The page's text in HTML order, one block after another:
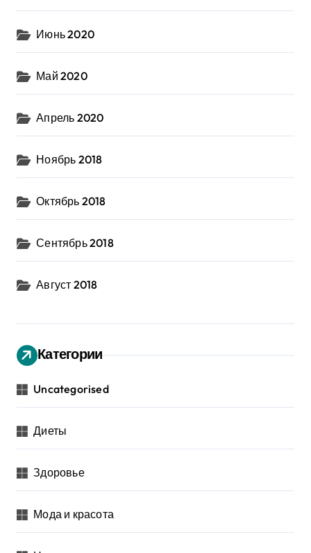
Июнь 2020
Май 2020
Апрель 2020
Ноябрь 2018
Октябрь 2018
Сентябрь 2018
Август 2018
Категории
Uncategorised
Диеты
Здоровье
Мода и красота